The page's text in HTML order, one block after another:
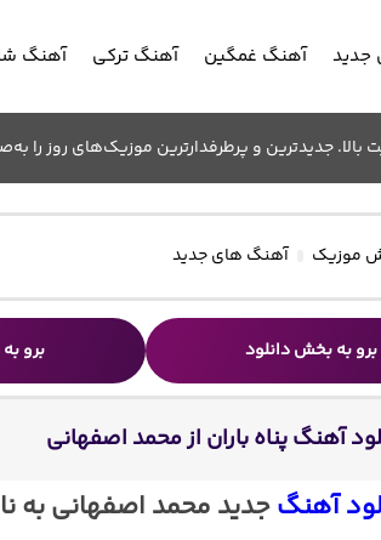
جدید آهنگ غمگین آهنگ ترکی آهنگ
جدیدترین و پرطرفدارترین موزیک‌های روز را
موزیک آهنگ های جدید
برو به بخش دانلود برو
آهنگ پناه باران از محمد اصفهانی
آهنگجدید محمد اصفهانی به